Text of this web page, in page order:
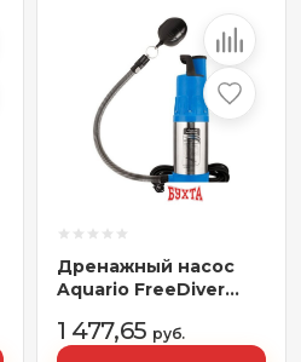
Дренажный насос
Aquario FreeDiver
1 477,65 руб.